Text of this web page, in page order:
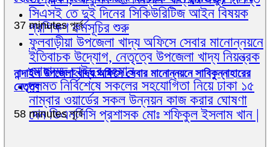
সিএসই তে দুই দিনের সিকিউরিটিজ আইন বিষয়ক
প্রশিক্ষণ কর্মসূচির শুরু
ফুলবাড়ীয়া উপজেলা খাদ্য অফিসে সেবার মানোন্নয়নে
ইতিবাচক উদ্যোগ, নেতৃত্বে উপজেলা খাদ্য নিয়ন্ত্রক
মোহাম্মদ ছাইদুর রহমান
দলমত নির্বিশেষে সকলের সহযোগিতা নিয়ে ঢাকা ১৫
নাম্বার ওয়ার্ডের সকল উন্নয়ন কাজ করার ঘোষণা
দেন ডিএনসিসি প্রশাসক মোঃ শফিকুল ইসলাম খান |
37 minutes পূর্বে
নান্দাইল উপজেলা খাদ্য অফিসে সেবার মানোন্নয়নে সাবিকুন্নাহারের
নেতৃত্ব
58 minutes পূর্বে